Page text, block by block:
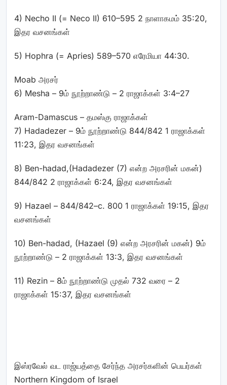
4) Necho II (= Neco II) 610–595 2 நாளாகமம் 35:20,
இதர வசனங்கள்
5) Hophra (= Apries) 589–570 எரேமியா 44:30.
Moab அரசர்
6) Mesha – 9ம் நூற்றாண்டு – 2 ராஜாக்கள் 3:4–27
Aram-Damascus – தமஸ்கு ராஜாக்கள்
7) Hadadezer – 9ம் நூற்றாண்டு 844/842 1 ராஜாக்கள்
11:23, இதர வசனங்கள்
8) Ben-hadad,(Hadadezer (7) என்ற அரசரின் மகன்)
844/842 2 ராஜாக்கள் 6:24, இதர வசனங்கள்
9) Hazael – 844/842–c. 800 1 ராஜாக்கள் 19:15, இதர
வசனங்கள்
10) Ben-hadad, (Hazael (9) என்ற அரசரின் மகன்) 9ம்
நூற்றாண்டு – 2 ராஜாக்கள் 13:3, இதர வசனங்கள்
11) Rezin – 8ம் நூற்றாண்டு முதல் 732 வரை – 2
ராஜாக்கள் 15:37, இதர வசனங்கள்
இஸ்ரவேல் வட ராஜ்யத்தை சேர்ந்த அரசர்களின் பெயர்கள்
Northern Kingdom of Israel